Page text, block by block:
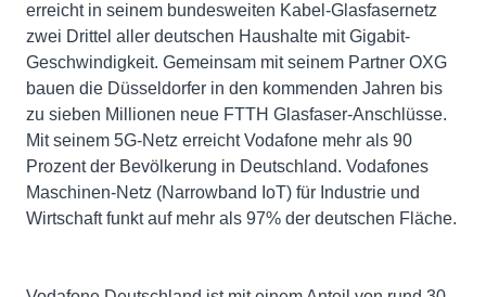
erreicht in seinem bundesweiten Kabel-Glasfasernetz
zwei Drittel aller deutschen Haushalte mit Gigabit-
Geschwindigkeit. Gemeinsam mit seinem Partner OXG
bauen die Düsseldorfer in den kommenden Jahren bis
zu sieben Millionen neue FTTH Glasfaser-Anschlüsse.
Mit seinem 5G-Netz erreicht Vodafone mehr als 90
Prozent der Bevölkerung in Deutschland. Vodafones
Maschinen-Netz (Narrowband IoT) für Industrie und
Wirtschaft funkt auf mehr als 97% der deutschen Fläche.